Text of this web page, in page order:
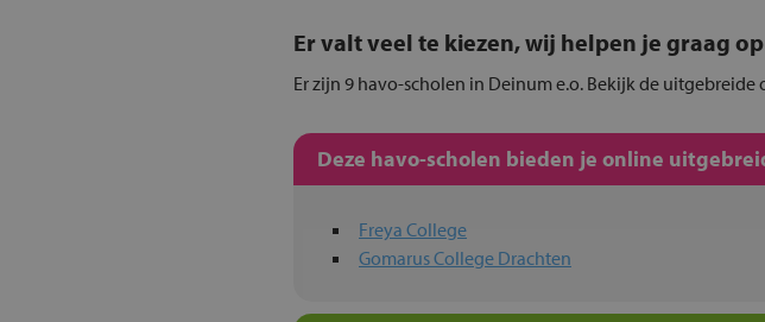
Er valt veel te kiezen, wij helpen je graag
Er zijn 9 havo-scholen in Deinum e.o. Bekijk de
Deze havo-scholen bieden je online
Freya College
Gomarus College Drachten